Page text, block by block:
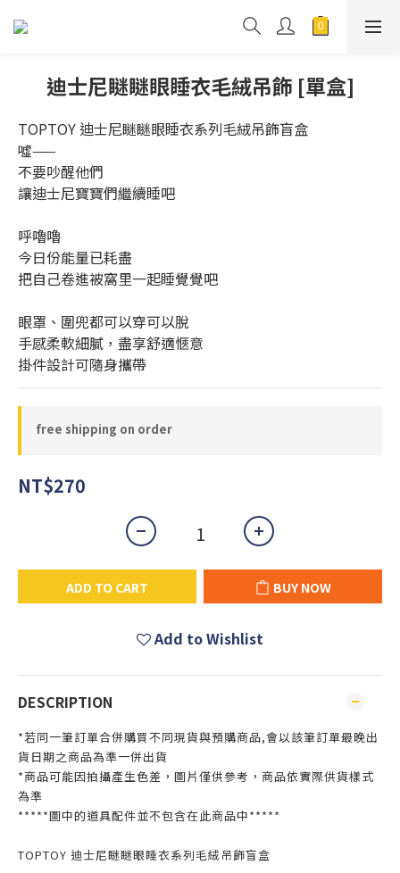
迪士尼瞇瞇眼睡衣毛絨吊飾 [單盒]
TOPTOY 迪士尼瞇瞇眼睡衣系列毛絨吊飾盲盒
噓——
不要吵醒他們
讓迪士尼寶寶們繼續睡吧
呼嚕嚕
今日份能量已耗盡
把自己卷進被窩里一起睡覺覺吧
眼罩、圍兜都可以穿可以脫
手感柔軟細膩，盡享舒適愜意
掛件設計可隨身攜帶
free shipping on order
NT$270
ADD TO CART BUY NOW
Add to Wishlist
DESCRIPTION
*若同一筆訂單合併購買不同現貨與預購商品,會以該筆訂單最晚出
貨日期之商品為準一併出貨
*商品可能因拍攝產生色差，圖片僅供參考，商品依實際供貨樣式
為準
*****圖中的道具配件並不包含在此商品中*****
TOPTOY 迪士尼瞇瞇眼睡衣系列毛絨吊飾盲盒